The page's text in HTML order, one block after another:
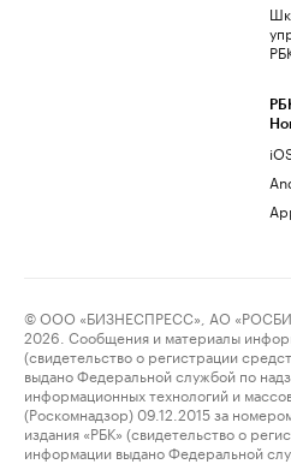
© ООО «БИЗНЕСПРЕСС», АО
2026. Сообщения и материалы
(свидетельство о регистрации
выдано Федеральной службой по
информационных технологий и
(Роскомнадзор) 09.12.2015 за
издания «РБК» (свидетельство о
информации выдано Федеральной